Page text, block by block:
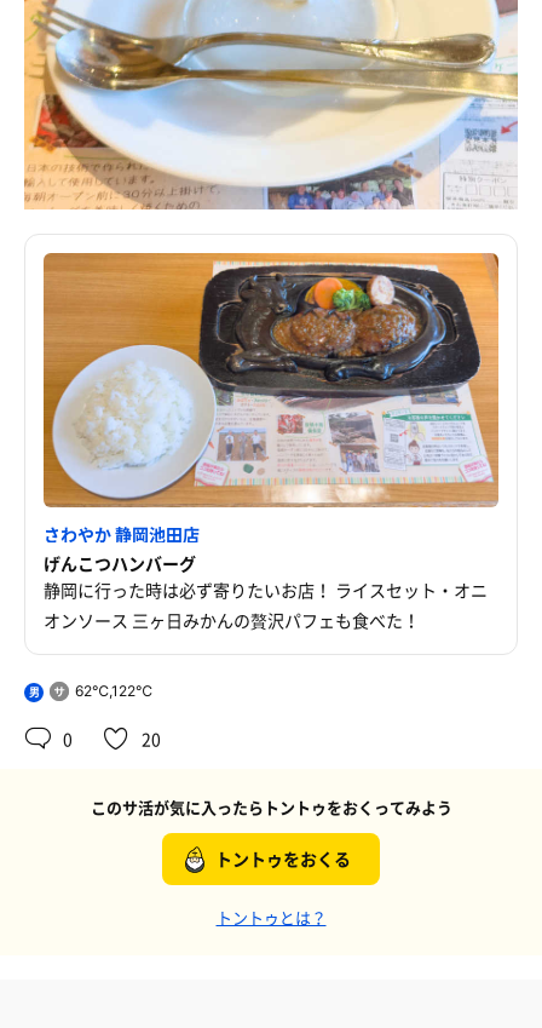
さわやか 静岡池田店
げんこつハンバーグ
静岡に行った時は必ず寄りたいお店！ ライスセット・オニ
オンソース 三ヶ日みかんの贅沢パフェも食べた！
男 62℃,122℃
0 20
このサ活が気に入ったらトントゥをおくってみよう
トントゥをおくる
トントゥとは？